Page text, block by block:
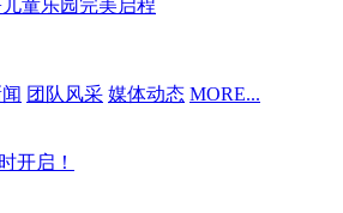
童乐园完美启程
团队风采 媒体动态 MORE...
开启！